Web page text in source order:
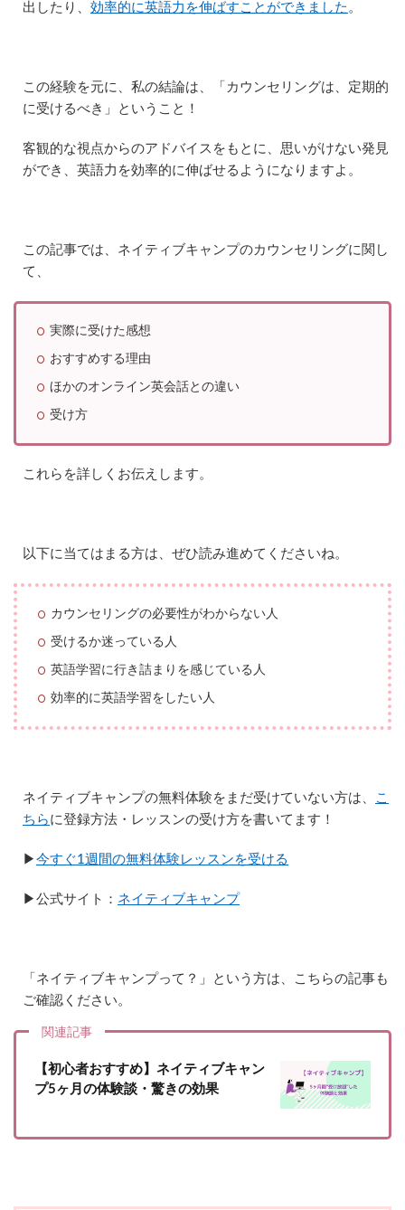
出したり、 効率的に英語力を伸ばすことができました 。
この経験を元に、私の結論は、「カウンセリングは、定期的
に受けるべき」ということ！
客観的な視点からのアドバイスをもとに、思いがけない発見
ができ、英語力を効率的に伸ばせるようになりますよ。
この記事では、ネイティブキャンプのカウンセリングに関し
て、
実際に受けた感想
おすすめする理由
ほかのオンライン英会話との違い
受け方
これらを詳しくお伝えします。
以下に当てはまる方は、ぜひ読み進めてくださいね。
カウンセリングの必要性がわからない人
受けるか迷っている人
英語学習に行き詰まりを感じている人
効率的に英語学習をしたい人
ネイティブキャンプの無料体験をまだ受けていない方は、
こ
ちら に登録方法・レッスンの受け方を書いてます！
▶︎ 今すぐ1週間の無料体験レッスンを受ける
▶︎公式サイト： ネイティブキャンプ
「ネイティブキャンプって？」という方は、こちらの記事も
ご確認ください。
関連記事
【初心者おすすめ】ネイティブキャン
プ5ヶ月の体験談・驚きの効果